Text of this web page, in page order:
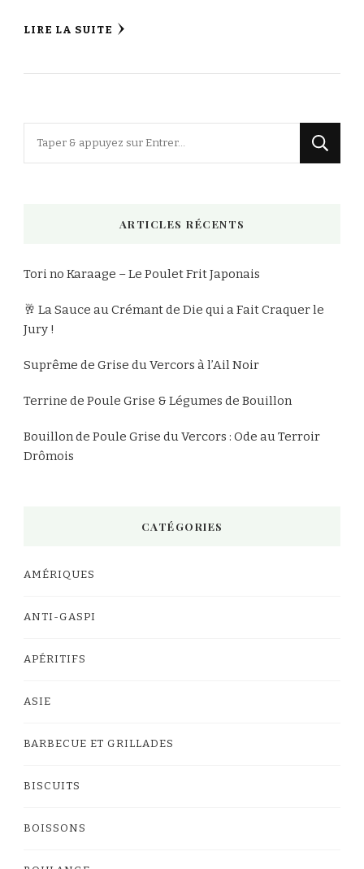
LIRE LA SUITE
ARTICLES RÉCENTS
Tori no Karaage – Le Poulet Frit Japonais
🥂 La Sauce au Crémant de Die qui a Fait Craquer le
Jury !
Suprême de Grise du Vercors à l’Ail Noir
Terrine de Poule Grise & Légumes de Bouillon
Bouillon de Poule Grise du Vercors : Ode au Terroir
Drômois
CATÉGORIES
AMÉRIQUES
ANTI-GASPI
APÉRITIFS
ASIE
BARBECUE ET GRILLADES
BISCUITS
BOISSONS